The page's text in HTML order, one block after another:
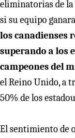
eliminatorias de
si su equipo
los canadienses
superando a los
campeones del
el Reino Unido, a
50% de los
El sentimiento de